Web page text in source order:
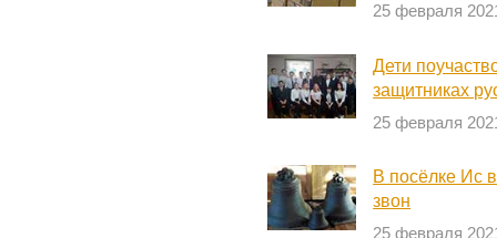
25 февраля
Дети
защитниках
25 февраля
В посёлке Ис
звон
25 февраля